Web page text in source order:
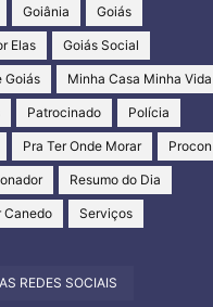
Goiânia Goiás
Elas Goiás Social
Goiás Minha Casa Minha Vida
Patrocinado Polícia
Pra Ter Onde Morar Procon
Resumo do Dia
Canedo Serviços
REDES SOCIAIS